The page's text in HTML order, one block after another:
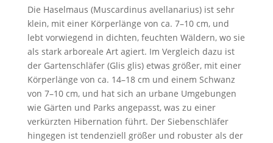
Die Haselmaus (Muscardinus avellanarius) ist sehr
klein, mit einer Körperlänge von ca. 7–10 cm, und
lebt vorwiegend in dichten, feuchten Wäldern, wo sie
als stark arboreale Art agiert. Im Vergleich dazu ist
der Gartenschläfer (Glis glis) etwas größer, mit einer
Körperlänge von ca. 14–18 cm und einem Schwanz
von 7–10 cm, und hat sich an urbane Umgebungen
wie Gärten und Parks angepasst, was zu einer
verkürzten Hibernation führt. Der Siebenschläfer
hingegen ist tendenziell größer und robuster als der